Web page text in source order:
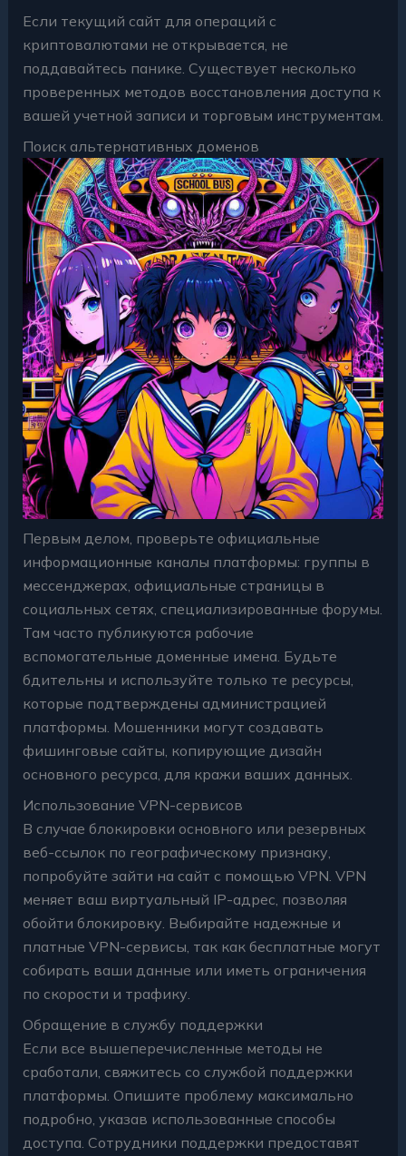
Если текущий сайт для операций с
криптовалютами не открывается, не
поддавайтесь панике. Существует несколько
проверенных методов восстановления доступа к
вашей учетной записи и торговым инструментам.
Поиск альтернативных доменов
Первым делом, проверьте официальные
информационные каналы платформы: группы в
мессенджерах, официальные страницы в
социальных сетях, специализированные форумы.
Там часто публикуются рабочие
вспомогательные доменные имена. Будьте
бдительны и используйте только те ресурсы,
которые подтверждены администрацией
платформы. Мошенники могут создавать
фишинговые сайты, копирующие дизайн
основного ресурса, для кражи ваших данных.
Использование VPN-сервисов
В случае блокировки основного или резервных
веб-ссылок по географическому признаку,
попробуйте зайти на сайт с помощью VPN. VPN
меняет ваш виртуальный IP-адрес, позволяя
обойти блокировку. Выбирайте надежные и
платные VPN-сервисы, так как бесплатные могут
собирать ваши данные или иметь ограничения
по скорости и трафику.
Обращение в службу поддержки
Если все вышеперечисленные методы не
сработали, свяжитесь со службой поддержки
платформы. Опишите проблему максимально
подробно, указав использованные способы
доступа. Сотрудники поддержки предоставят